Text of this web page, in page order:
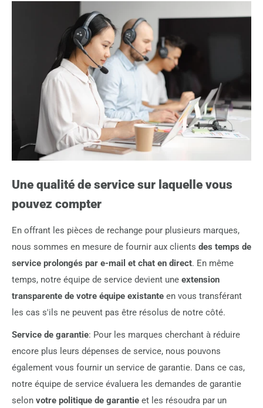
Une qualité de service sur laquelle vous
pouvez compter
En offrant les pièces de rechange pour plusieurs marques,
nous sommes en mesure de fournir aux clients des temps de
service prolongés par e-mail et chat en direct. En même
temps, notre équipe de service devient une extension
transparente de votre équipe existante en vous transférant
les cas s'ils ne peuvent pas être résolus de notre côté.
Service de garantie: Pour les marques cherchant à réduire
encore plus leurs dépenses de service, nous pouvons
également vous fournir un service de garantie. Dans ce cas,
notre équipe de service évaluera les demandes de garantie
selon votre politique de garantie et les résoudra par un